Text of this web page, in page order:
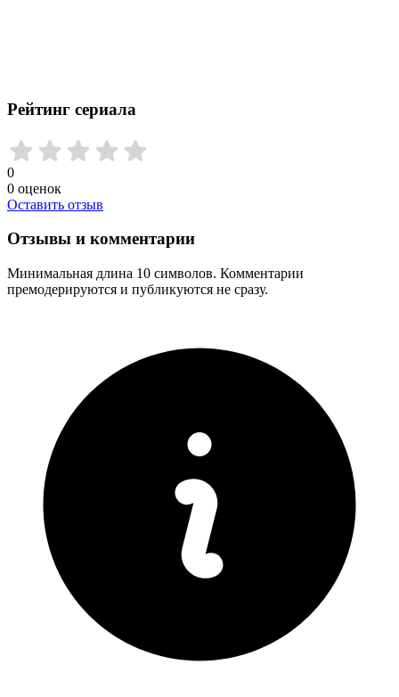
Рейтинг сериала
0
0 оценок
Оставить отзыв
Отзывы и комментарии
Минимальная длина 10 символов. Комментарии
премодерируются и публикуются не сразу.